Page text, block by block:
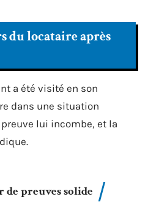
du locataire après
a été visité en son
dans une situation
lui incombe, et la
de preuves solide